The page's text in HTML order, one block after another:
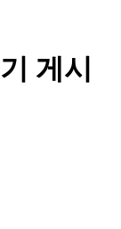
게시